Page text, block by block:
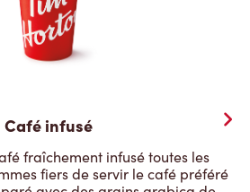
Café infusé
fraîchement infusé toutes les
fiers de servir le café préféré